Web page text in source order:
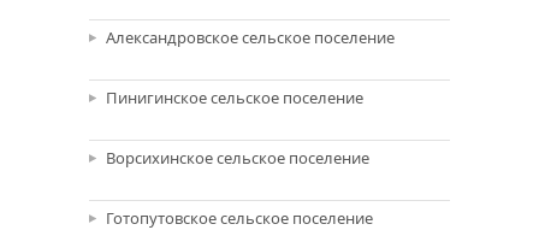
Александровское сельское поселение
Пинигинское сельское поселение
Ворсихинское сельское поселение
Готопутовское сельское поселение